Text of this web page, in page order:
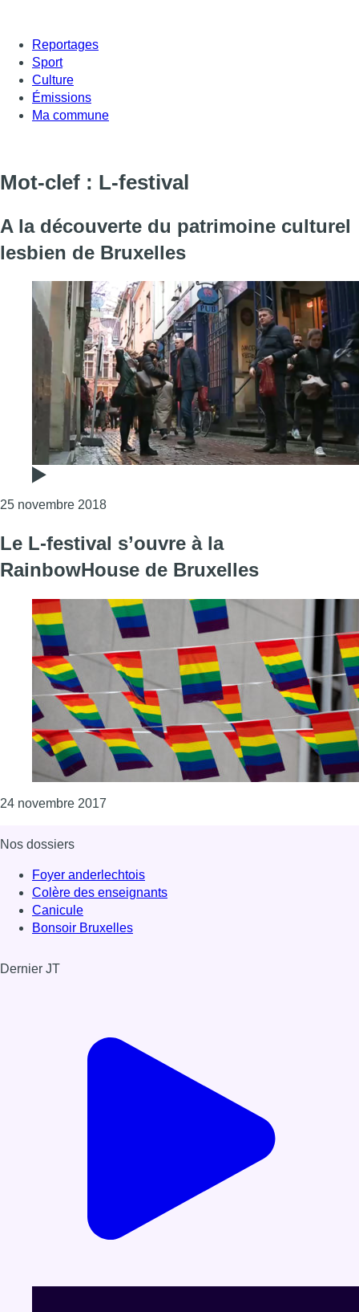
Reportages
Sport
Culture
Émissions
Ma commune
Mot-clef : L-festival
A la découverte du patrimoine culturel
lesbien de Bruxelles
25 novembre 2018Consulter l'article "A la découverte du
Le L-festival s’ouvre à la
RainbowHouse de Bruxelles
24 novembre 2017
Nos dossiers
Foyer anderlechtois
Colère des enseignants
Canicule
Bonsoir Bruxelles
Dernier JT